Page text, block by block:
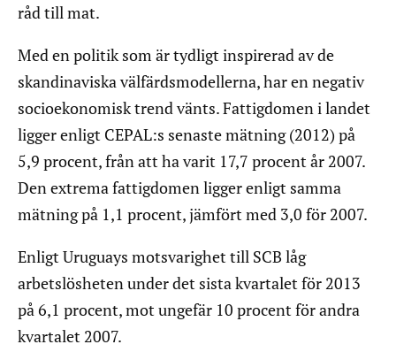
råd till mat.
Med en politik som är tydligt inspirerad av de
skandinaviska välfärdsmodellerna, har en negativ
socioekonomisk trend vänts. Fattigdomen i landet
ligger enligt CEPAL:s senaste mätning (2012) på
5,9 procent, från att ha varit 17,7 procent år 2007.
Den extrema fattigdomen ligger enligt samma
mätning på 1,1 procent, jämfört med 3,0 för 2007.
Enligt Uruguays motsvarighet till SCB låg
arbetslösheten under det sista kvartalet för 2013
på 6,1 procent, mot ungefär 10 procent för andra
kvartalet 2007.